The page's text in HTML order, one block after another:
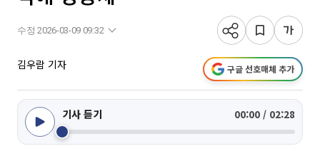
수정 2026-03-09 09:32
김우람 기자 구글 선호매체 추가
기사 듣기 00:00 / 02:28